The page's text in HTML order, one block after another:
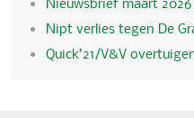
Nipt verlies tegen De
Quick’21/V&V